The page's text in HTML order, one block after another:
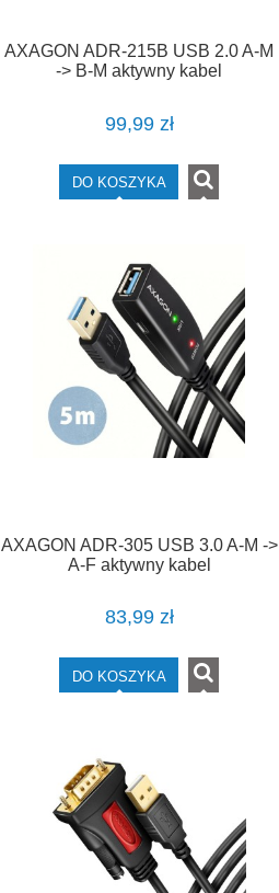
AXAGON ADR-215B USB 2.0 A-M
-> B-M aktywny kabel
99,99 zł
DO KOSZYKA
AXAGON ADR-305 USB 3.0 A-M ->
A-F aktywny kabel
83,99 zł
DO KOSZYKA